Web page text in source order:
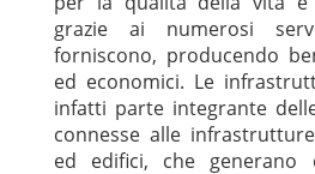
grazie ai numerosi
forniscono, producendo
ed economici. Le
infatti parte integrante
connesse alle
ed edifici, che